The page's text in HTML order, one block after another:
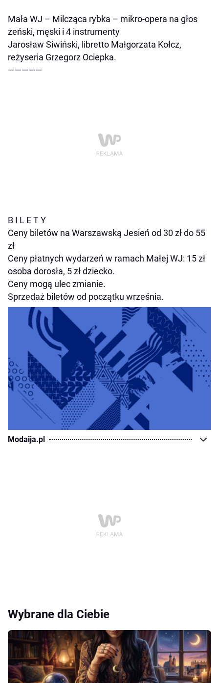
Mała WJ – Milcząca rybka – mikro-opera na głos
żeński, męski i 4 instrumenty
Jarosław Siwiński, libretto Małgorzata Kołcz,
reżyseria Grzegorz Ociepka.
—————
B I L E T Y
Ceny biletów na Warszawską Jesień od 30 zł do 55
zł
Ceny płatnych wydarzeń w ramach Małej WJ: 15 zł
osoba dorosła, 5 zł dziecko.
Ceny mogą ulec zmianie.
Sprzedaż biletów od początku września.
Modaija.pl
Wybrane dla Ciebie